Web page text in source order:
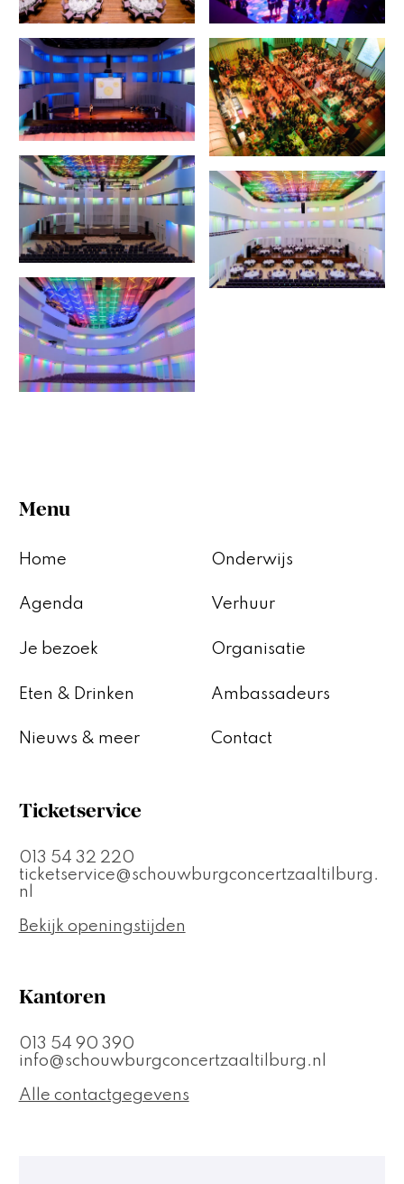
Menu
Home
Agenda
Je bezoek
Eten & Drinken
Nieuws & meer
Onderwijs
Verhuur
Organisatie
Ambassadeurs
Contact
Ticketservice
013 54 32 220
ticketservice@schouwburgconcertzaaltilburg.
nl
Bekijk openingstijden
Kantoren
013 54 90 390
info@schouwburgconcertzaaltilburg.nl
Alle contactgegevens